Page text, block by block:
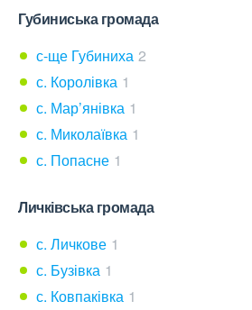
Губиниська громада
с-ще Губиниха 2
с. Королівка 1
с. Мар’янівка 1
с. Миколаївка 1
с. Попасне 1
Личківська громада
с. Личкове 1
с. Бузівка 1
с. Ковпаківка 1